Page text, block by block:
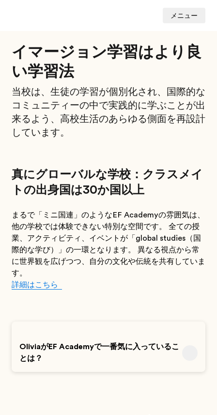
メニュー
イマージョン学習はより良
い学習法
当校は、生徒の学習が個別化され、国際的な
コミュニティーの中で実践的に学ぶことが出
来るよう、高校生活のあらゆる側面を再設計
しています。
真にグローバルな学校：クラスメイ
トの出身国は30か国以上
まるで「ミニ国連」のようなEF Academyの雰囲気は、
他の学校では体験できない特別な空間です。 全ての授
業、アクティビティ、イベントが「global studies（国
際的な学び）」の一環となります。 異なる視点から常
に世界観を広げつつ、自分の文化や伝統を共有していま
す。
詳細はこちら
OliviaがEF Academyで一番気に入っているこ
とは？